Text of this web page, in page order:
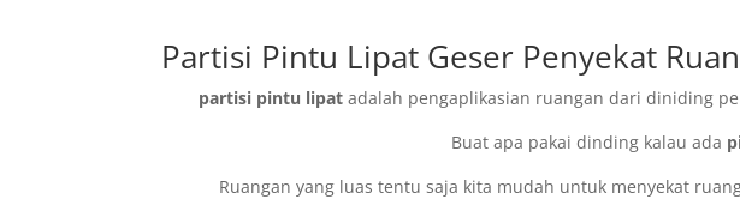
Partisi Pintu Lipat Geser Penyekat
partisi pintu lipatadalah pengaplikasian ruangan dari diniding
Buat apa pakai dinding kalau ada
Ruangan yang luas tentu saja kita mudah untuk menyekat